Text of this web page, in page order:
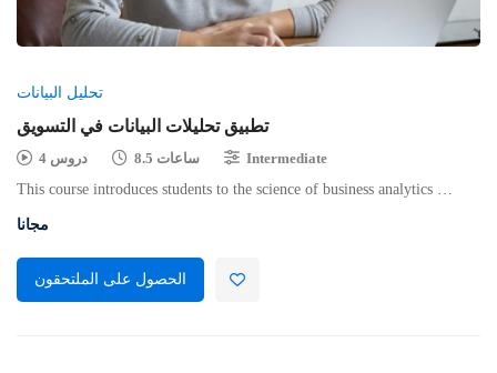
تحليل البيانات
تطبيق تحليلات البيانات في التسويق
4 دروس 8.5 ساعات
Intermediate
This course introduces students to the science of business analytics …
مجانا
الحصول على الملتحقون